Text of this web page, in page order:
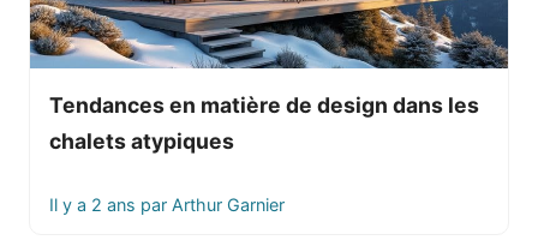
Tendances en matière de design dans les
chalets atypiques
Il y a 2 ans par Arthur Garnier